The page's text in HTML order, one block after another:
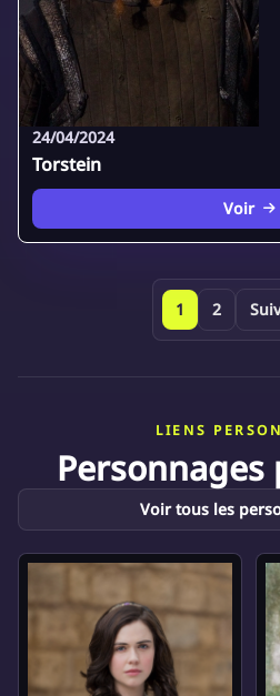
24/04/2024
Torstein
Voir
1 2
LIENS
Voir tous les